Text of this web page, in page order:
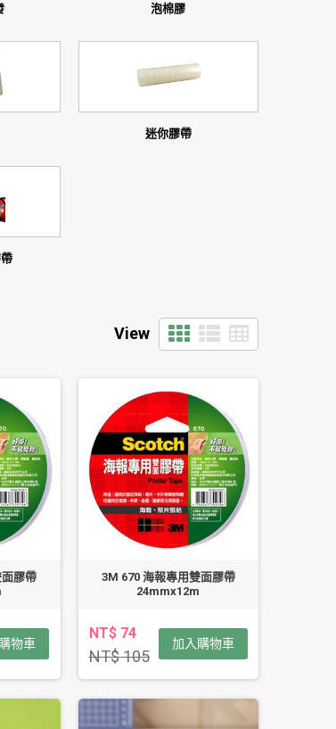
泡棉膠
迷你膠帶
View
膠帶
物車
3M 670 海報專用雙面膠帶
24mmx12m
NT$ 74
NT$ 105
加入購物車